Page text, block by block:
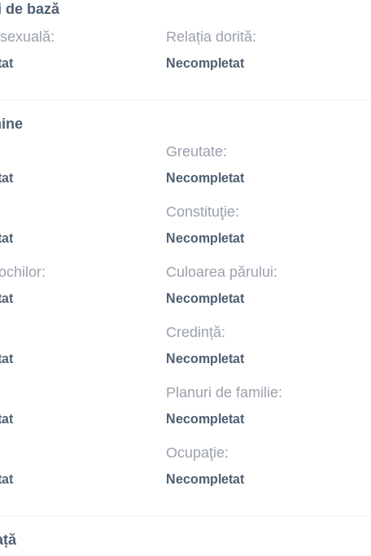
de bază
Relația dorită:
Necompletat
Greutate:
Necompletat
Constituţie:
Necompletat
Culoarea părului:
Necompletat
Credință:
Necompletat
Planuri de familie:
Necompletat
Ocupaţie:
Necompletat